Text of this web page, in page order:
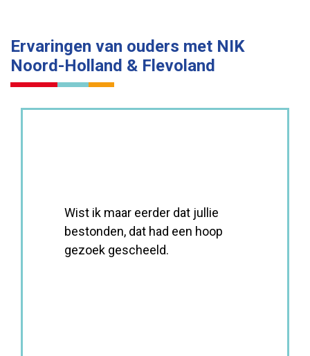
Ervaringen van ouders met NIK
Noord-Holland & Flevoland
Wist ik maar eerder dat jullie
bestonden, dat had een hoop
gezoek gescheeld.